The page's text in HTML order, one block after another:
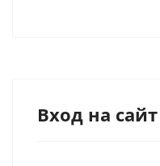
Вход на сайт